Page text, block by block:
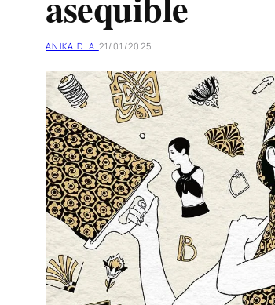
ANIKA D. A. 21/01/2025